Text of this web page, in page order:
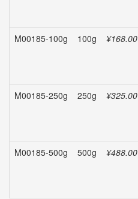
M00185-100g
100g ¥168.00
M00185-250g
250g ¥325.00
M00185-500g
500g ¥488.00